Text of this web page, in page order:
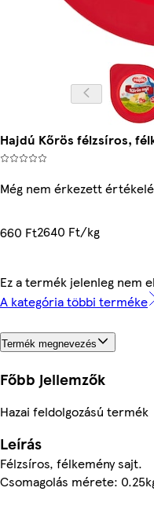
Hajdú Kőrös félzsíros,
Még nem érkezett
660 Ft2640 Ft/kg
Ez a termék jelenleg nem
A kategória többi terméke
Termék megnevezés
Főbb jellemzők
Hazai feldolgozású termék
Leírás
Félzsíros, félkemény sajt.
Csomagolás mérete: